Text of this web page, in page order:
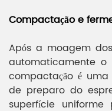
Compactação e
Após a moagem
automaticamente
compactação é
de preparo do
superfície